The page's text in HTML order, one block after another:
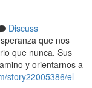
Discuss
que nos
que nunca. Sus
y orientarnos a
story22005386/el-